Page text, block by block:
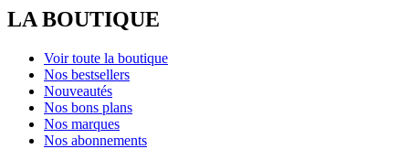
LA BOUTIQUE
Voir toute la boutique
Nos bestsellers
Nouveautés
Nos bons plans
Nos marques
Nos abonnements